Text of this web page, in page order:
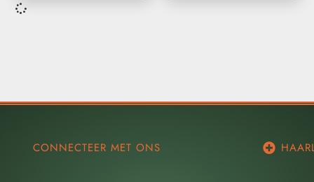
CONNECTEER MET ONS